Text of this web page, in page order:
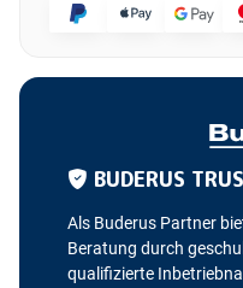
BUDERUS
Als Buderus Partner
Beratung durch
qualifizierte